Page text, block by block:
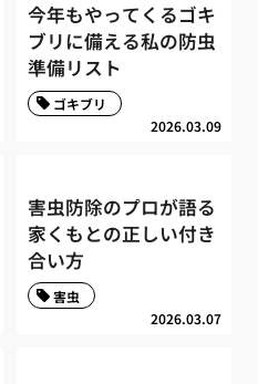
今年もやってくるゴキ
ブリに備える私の防虫
準備リスト
2026.03.09
ゴキブリ
害虫防除のプロが語る
家くもとの正しい付き
合い方
2026.03.07
害虫